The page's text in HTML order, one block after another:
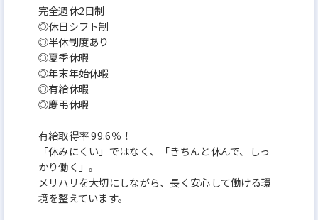
完全週休2日制
◎休日シフト制
◎半休制度あり
◎夏季休暇
◎年末年始休暇
◎有給休暇
◎慶弔休暇
有給取得率 99.6％！
「休みにくい」ではなく、「きちんと休んで、しっ
かり働く」。
メリハリを大切にしながら、長く安心して働ける環
境を整えています。